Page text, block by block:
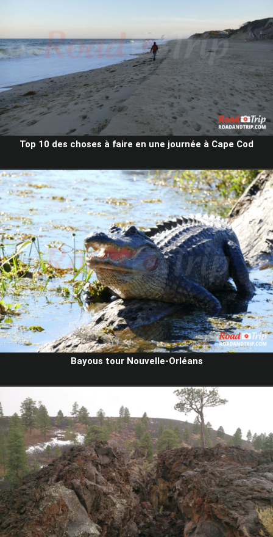
Top 10 des choses à faire en une journée à Cape Cod
Bayous tour Nouvelle-Orléans